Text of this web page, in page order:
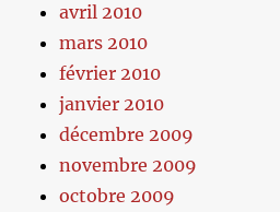
avril 2010
mars 2010
février 2010
janvier 2010
décembre 2009
novembre 2009
octobre 2009